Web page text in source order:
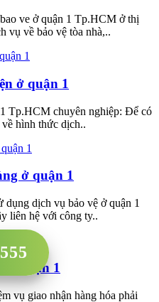
ve ở quận 1 Tp.HCM ở thị
vụ về bảo vệ tòa nhà,..
ở quận 1
Tp.HCM chuyên nghiệp: Để có
hình thức dịch..
ở quận 1
dịch vụ bảo vệ ở quận 1
liên hệ với công ty..
ở quận 1
vụ giao nhận hàng hóa phải